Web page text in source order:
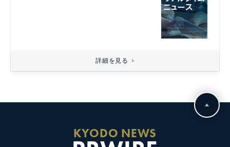
詳細を見る
KYODO NEWS